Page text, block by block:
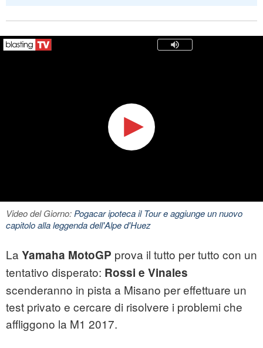
Video del Giorno:Pogacar ipoteca il Tour e aggiunge un nuovo
capitolo alla leggenda dell'Alpe d'Huez
La Yamaha MotoGP prova il tutto per tutto con un
tentativo disperato: Rossi e Vinales
scenderanno in pista a Misano per effettuare un
test privato e cercare di risolvere i problemi che
affliggono la M1 2017.